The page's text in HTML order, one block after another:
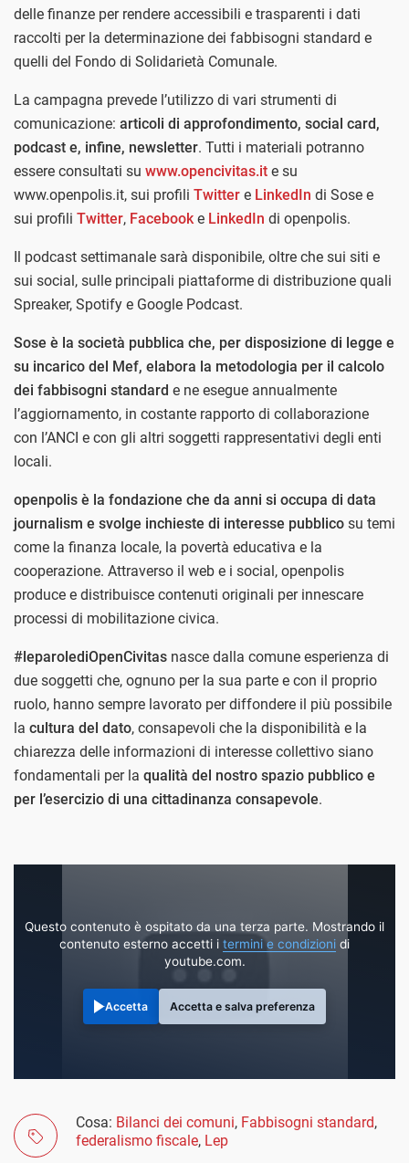
delle finanze per rendere accessibili e trasparenti i dati
raccolti per la determinazione dei fabbisogni standard e
quelli del Fondo di Solidarietà Comunale.
La campagna prevede l’utilizzo di vari strumenti di
comunicazione: articoli di approfondimento, social card,
podcast e, infine, newsletter. Tutti i materiali potranno
essere consultati su www.opencivitas.it e su
www.openpolis.it, sui profili Twitter e LinkedIn di Sose e
sui profili Twitter, Facebook e LinkedIn di openpolis.
Il podcast settimanale sarà disponibile, oltre che sui siti e
sui social, sulle principali piattaforme di distribuzione quali
Spreaker, Spotify e Google Podcast.
Sose è la società pubblica che, per disposizione di legge e
su incarico del Mef, elabora la metodologia per il calcolo
dei fabbisogni standard e ne esegue annualmente
l’aggiornamento, in costante rapporto di collaborazione
con l’ANCI e con gli altri soggetti rappresentativi degli enti
locali.
openpolis è la fondazione che da anni si occupa di data
journalism e svolge inchieste di interesse pubblico su temi
come la finanza locale, la povertà educativa e la
cooperazione. Attraverso il web e i social, openpolis
produce e distribuisce contenuti originali per innescare
processi di mobilitazione civica.
#leparolediOpenCivitas nasce dalla comune esperienza di
due soggetti che, ognuno per la sua parte e con il proprio
ruolo, hanno sempre lavorato per diffondere il più possibile
la cultura del dato, consapevoli che la disponibilità e la
chiarezza delle informazioni di interesse collettivo siano
fondamentali per la qualità del nostro spazio pubblico e
per l’esercizio di una cittadinanza consapevole.
Questo contenuto è ospitato da una terza parte. Mostrando il
contenuto esterno accetti i termini e condizioni di
youtube.com.
Accetta Accetta e salva preferenza
Cosa: Bilanci dei comuni, Fabbisogni standard,
federalismo fiscale, Lep